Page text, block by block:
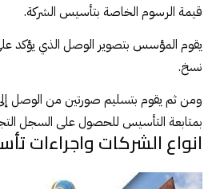
قيمة الرسوم الخاصة بتأسيس الشركة.
نسخ.
ومن ثم يقوم بتسليم صورتين من الوصل
بمتابعة التأسيس للحصول على السجل
انواع الشركات واجراءات